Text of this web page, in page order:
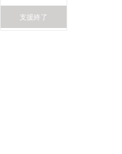
支援終了